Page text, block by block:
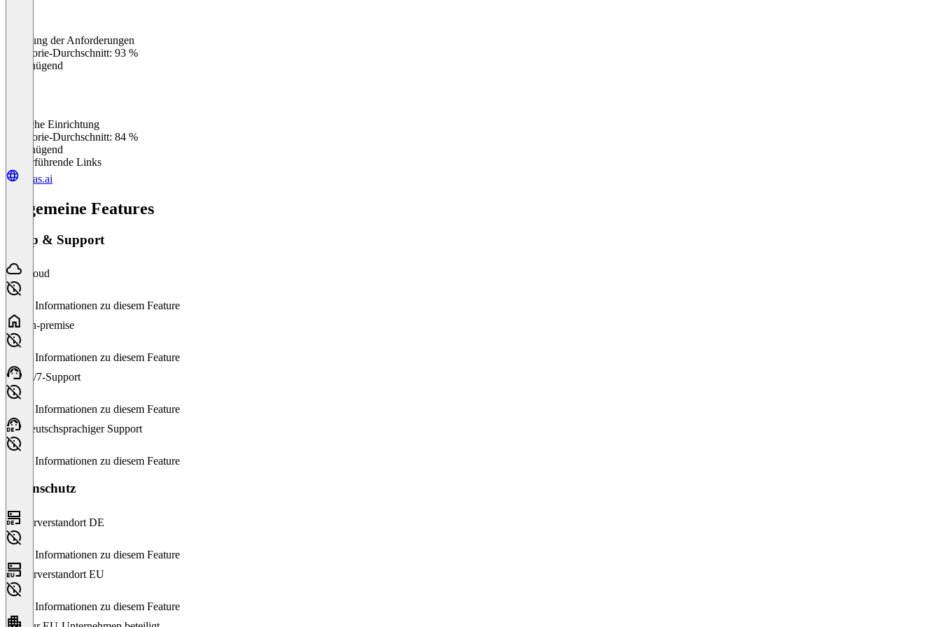
Erfüllung der Anforderungen
Kategorie-Durchschnitt: 93 %
Ungenügend
Einfache Einrichtung
Kategorie-Durchschnitt: 84 %
Ungenügend
Weiterführende Links
alpas.ai
Allgemeine Features
Setup & Support
Cloud
Keine Informationen zu diesem Feature
On-premise
Keine Informationen zu diesem Feature
24/7-Support
Keine Informationen zu diesem Feature
Deutschsprachiger Support
Keine Informationen zu diesem Feature
Datenschutz
Serverstandort DE
Keine Informationen zu diesem Feature
Serverstandort EU
Keine Informationen zu diesem Feature